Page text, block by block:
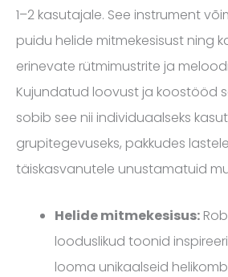
1–2 kasutajale. See instrument
puidu helide mitmekesisust ning
erinevate rütmimustrite ja
Kujundatud loovust ja koostööd
sobib see nii individuaalseks
grupitegevuseks, pakkudes
täiskasvanutele unustamatuid
Helide mitmekesisus:
looduslikud toonid
looma unikaalseid